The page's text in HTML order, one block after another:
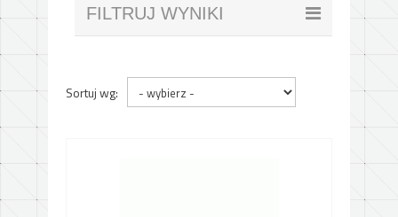
FILTRUJ WYNIKI
Sortuj wg: